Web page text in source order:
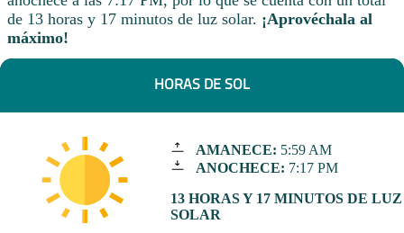
de 13 horas y 17 minutos de luz solar. ¡Aprovéchala al
máximo!
HORAS DE SOL
AMANECE: 5:59 AM
ANOCHECE: 7:17 PM
13 HORAS Y 17 MINUTOS DE LUZ
SOLAR